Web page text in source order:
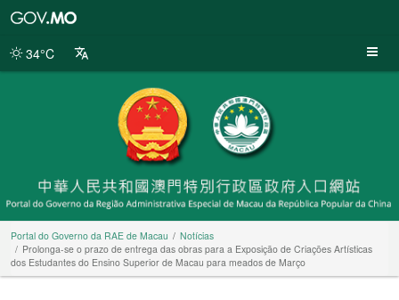
da
34°C
Portal do Governo da RAE de Macau
Notícias
Prolonga-se o prazo de entrega das obras para a Exposição de Criações Artísticas
dos Estudantes do Ensino Superior de Macau para meados de Março